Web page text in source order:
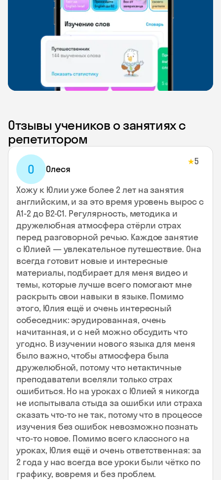
Отзывы учеников о занятиях с
репетитором
О Олеся
★5
Хожу к Юлии уже более 2 лет на занятия
английским, и за это время уровень вырос с
А1-2 до В2-С1. Регулярность, методика и
дружелюбная атмосфера стёрли страх
перед разговорной речью. Каждое занятие
с Юлией — увлекательное путешествие. Она
всегда готовит новые и интересные
материалы, подбирает для меня видео и
темы, которые лучше всего помогают мне
раскрыть свои навыки в языке. Помимо
этого, Юлия ещё и очень интересный
собеседник: эрудированная, очень
начитанная, и с ней можно обсудить что
угодно. В изучении нового языка для меня
было важно, чтобы атмосфера была
дружелюбной, потому что нетактичные
преподаватели вселяли только страх
ошибиться. Но на уроках с Юлией я никогда
не испытывала стыда за ошибки или страха
сказать что-то не так, потому что в процессе
изучения без ошибок невозможно познать
что-то новое. Помимо всего классного на
уроках, Юлия ещё и очень ответственная: за
2 года у нас всегда все уроки были чётко по
графику, вовремя и без проблем.